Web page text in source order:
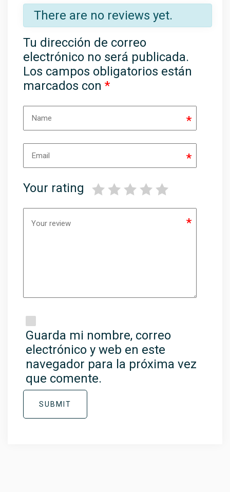
There are no reviews yet.
Tu dirección de correo
electrónico no será publicada.
Los campos obligatorios están
marcados con *
*
*
Your rating
*
Guarda mi nombre, correo
electrónico y web en este
navegador para la próxima vez
que comente.
SUBMIT